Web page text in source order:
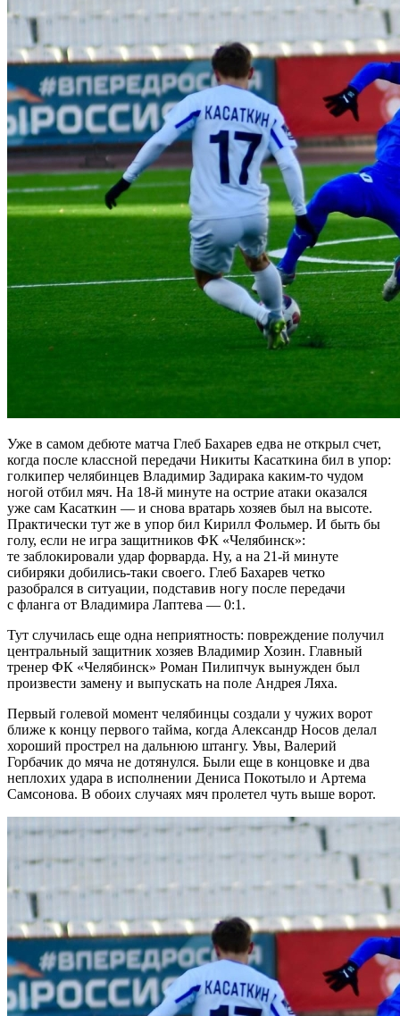
Уже в самом дебюте матча Глеб Бахарев едва не открыл счет,
когда после классной передачи Никиты Касаткина бил в упор:
голкипер челябинцев Владимир Задирака каким-то чудом
ногой отбил мяч. На 18-й минуте на острие атаки оказался
уже сам Касаткин — и снова вратарь хозяев был на высоте.
Практически тут же в упор бил Кирилл Фольмер. И быть бы
голу, если не игра защитников ФК «Челябинск»:
те заблокировали удар форварда. Ну, а на 21-й минуте
сибиряки добились-таки своего. Глеб Бахарев четко
разобрался в ситуации, подставив ногу после передачи
с фланга от Владимира Лаптева — 0:1.
Тут случилась еще одна неприятность: повреждение получил
центральный защитник хозяев Владимир Хозин. Главный
тренер ФК «Челябинск» Роман Пилипчук вынужден был
произвести замену и выпускать на поле Андрея Ляха.
Первый голевой момент челябинцы создали у чужих ворот
ближе к концу первого тайма, когда Александр Носов делал
хороший прострел на дальнюю штангу. Увы, Валерий
Горбачик до мяча не дотянулся. Были еще в концовке и два
неплохих удара в исполнении Дениса Покотыло и Артема
Самсонова. В обоих случаях мяч пролетел чуть выше ворот.